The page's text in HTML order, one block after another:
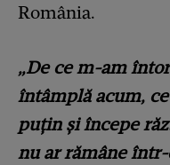
România.
„De ce m-am
întâmplă acum,
puțin și începe
nu ar rămâne